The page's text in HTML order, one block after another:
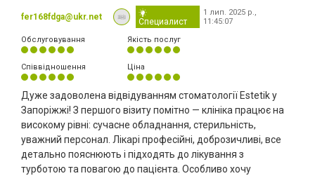
fer168fdga@ukr.net Специалист
1 лип. 2025 р.,
11:45:07
Обслуговування
Якість послуг
Співвідношення Ціна
Дуже задоволена відвідуванням стоматології Estetik у
Запоріжжі! З першого візиту помітно — клініка працює на
високому рівні: сучасне обладнання, стерильність,
уважний персонал. Лікарі професійні, доброзичливі, все
детально пояснюють і підходять до лікування з
турботою та повагою до пацієнта. Особливо хочу